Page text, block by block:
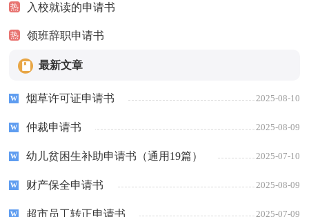
热 入校就读的申请书
热 领班辞职申请书
最新文章
烟草许可证申请书 2025-08-10
仲裁申请书 2025-08-09
幼儿贫困生补助申请书（通用19篇） 2025-07-10
财产保全申请书 2025-08-09
超市员工转正申请书 2025-07-09